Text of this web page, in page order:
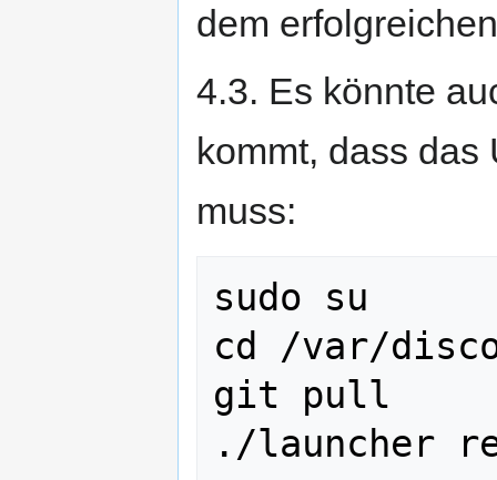
dem
4.3. Es könnte
kommt, dass das
muss:
sudo su
cd /var/
git pull